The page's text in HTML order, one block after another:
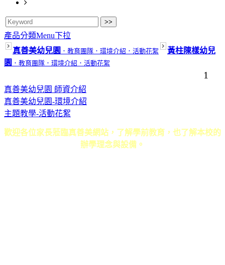
產品分類Menu下拉
真善美幼兒園 ．教育團隊 ．環境介紹 ．活動花絮
黃柱陳樣幼兒
園 ．教育團隊 ．環境介紹 ．活動花絮
1
真善美幼兒園 師資介紹
真善美幼兒園-環境介紹
主題教學-活動花絮
歡迎各位家長蒞臨真善美網站，了解學前教育，也了解本校的
辦學理念與設備。